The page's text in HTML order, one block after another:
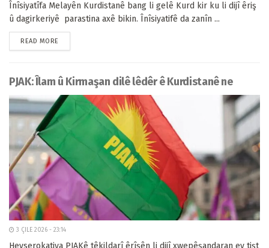
Înîsiyatîfa Melayên Kurdistanê bang li gelê Kurd kir ku li dijî êriş
û dagirkeriyê parastina axê bikin. Înîsiyatifê da zanîn ...
READ MORE
PJAK: Îlam û Kirmaşan dilê lêdêr ê Kurdistanê ne
3 ÇILE 2026 - 23:14
Hevserokatiya PJAKê têkildarî êrîşên li dijî xwepêşandaran ev tişt